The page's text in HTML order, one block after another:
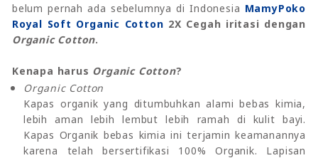
belum pernah ada sebelumnya di Indonesia MamyPoko
Royal Soft Organic Cotton 2X Cegah iritasi dengan
Organic Cotton.
Kenapa harus Organic Cotton?
Organic Cotton
Kapas organik yang ditumbuhkan alami bebas kimia,
lebih aman lebih lembut lebih ramah di kulit bayi.
Kapas Organik bebas kimia ini terjamin keamanannya
karena telah bersertifikasi 100% Organik. Lapisan